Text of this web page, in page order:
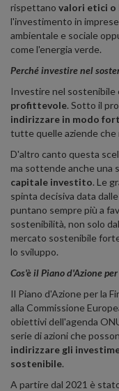
rispettano valori etici o
l'investimento in
ambientale e sociale
come l'energia verde.
Perché investire nel
Investire nel sostenibile
profittevole. Sotto il
indirizzare in modo
tutte quelle aziende
D'altro canto questa
ma sottende anche una
capitale investito. Le
spinta decisiva data
puntano sempre più a
sostenibilità, non solo
mercato sostenibile
lo sviluppo.
Cos'è il Piano d'Azione
Il Piano d'Azione per la
alla Commissione
obiettivi dell'agenda
serie di azioni che
indirizzare gli
sostenibile.
A partire dal 2021 è